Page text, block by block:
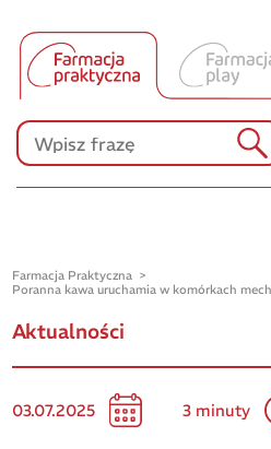
Produkty
Farmacja Praktyczna
Poranna kawa uruchamia w komórkach
Aktualności
03.07.2025 3 minuty